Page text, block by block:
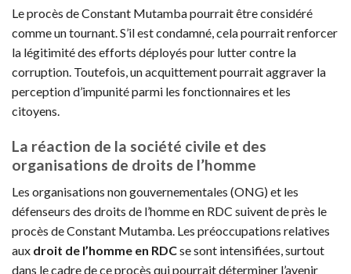
Le procès de Constant Mutamba pourrait être considéré
comme un tournant. S’il est condamné, cela pourrait renforcer
la légitimité des efforts déployés pour lutter contre la
corruption. Toutefois, un acquittement pourrait aggraver la
perception d’impunité parmi les fonctionnaires et les
citoyens.
La réaction de la société civile et des
organisations de droits de l’homme
Les organisations non gouvernementales (ONG) et les
défenseurs des droits de l’homme en RDC suivent de près le
procès de Constant Mutamba. Les préoccupations relatives
aux droit de l’homme en RDCse sont intensifiées, surtout
dans le cadre de ce procès qui pourrait déterminer l’avenir